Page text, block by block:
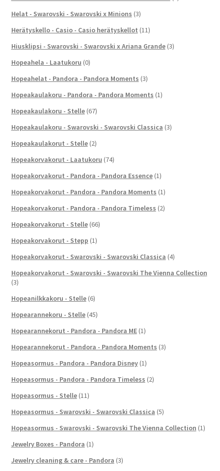
Helat - Swarovski - Swarovski x Minions (3)
Herätyskello - Casio - Casio herätyskellot (11)
Hiusklipsi - Swarovski - Swarovski x Ariana Grande (3)
Hopeahela - Laatukoru (0)
Hopeahelat - Pandora - Pandora Moments (3)
Hopeakaulakoru - Pandora - Pandora Moments (1)
Hopeakaulakoru - Stelle (67)
Hopeakaulakoru - Swarovski - Swarovski Classica (3)
Hopeakaulakorut - Stelle (2)
Hopeakorvakorut - Laatukoru (74)
Hopeakorvakorut - Pandora - Pandora Essence (1)
Hopeakorvakorut - Pandora - Pandora Moments (1)
Hopeakorvakorut - Pandora - Pandora Timeless (2)
Hopeakorvakorut - Stelle (66)
Hopeakorvakorut - Stepp (1)
Hopeakorvakorut - Swarovski - Swarovski Classica (4)
Hopeakorvakorut - Swarovski - Swarovski The Vienna Collection
(3)
Hopeanilkkakoru - Stelle (6)
Hopearannekoru - Stelle (45)
Hopearannekorut - Pandora - Pandora ME (1)
Hopearannekorut - Pandora - Pandora Moments (3)
Hopeasormus - Pandora - Pandora Disney (1)
Hopeasormus - Pandora - Pandora Timeless (2)
Hopeasormus - Stelle (11)
Hopeasormus - Swarovski - Swarovski Classica (5)
Hopeasormus - Swarovski - Swarovski The Vienna Collection (1)
Jewelry Boxes - Pandora (1)
Jewelry cleaning & care - Pandora (3)